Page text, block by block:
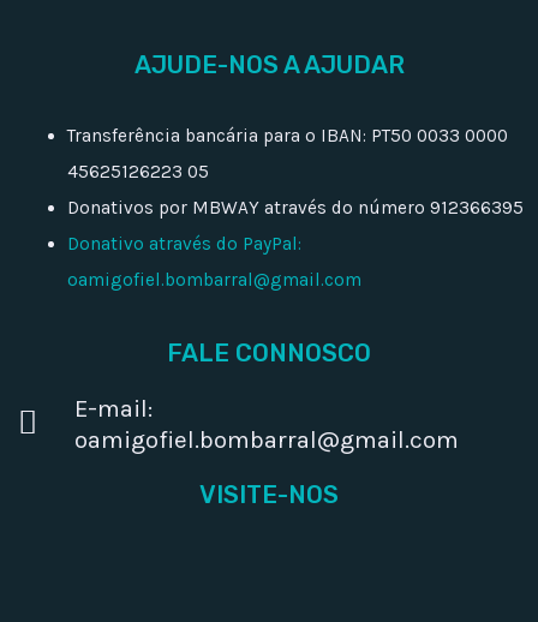
AJUDE-NOS A AJUDAR
Transferência bancária para o IBAN: PT50 0033 0000
45625126223 05
Donativos por MBWAY através do número 912366395
Donativo através do PayPal:
oamigofiel.bombarral@gmail.com
FALE CONNOSCO
E-mail:
oamigofiel.bombarral@gmail.com
VISITE-NOS